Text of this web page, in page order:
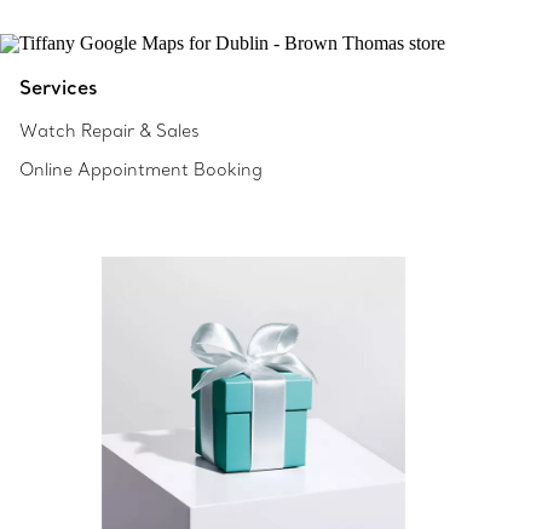
Services
Watch Repair & Sales
Online Appointment Booking